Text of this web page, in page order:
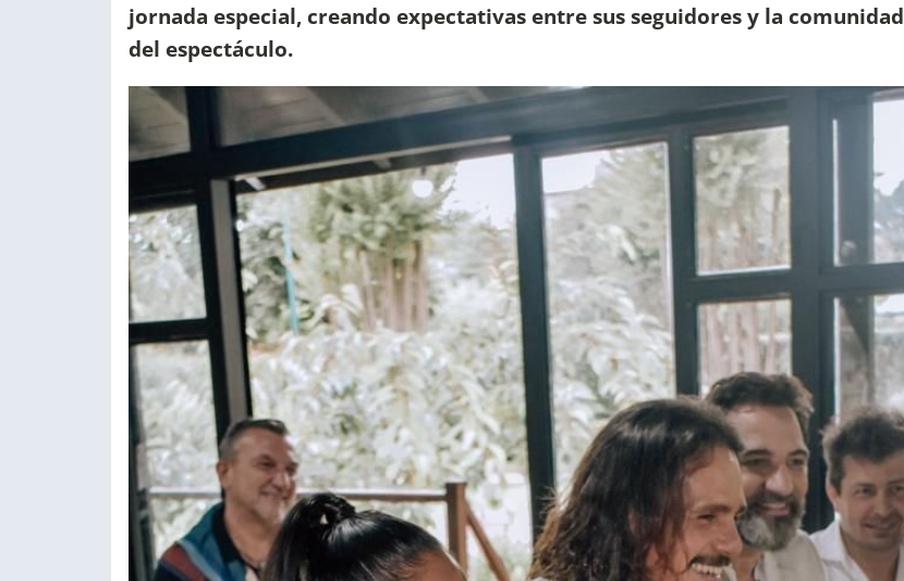
jornada especial, creando expectativas entre sus seguidores y la comunidad
del espectáculo.